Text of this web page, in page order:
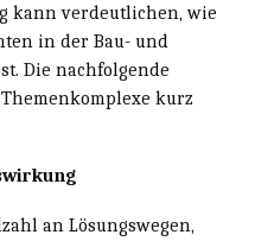
kann verdeutlichen, wie
in der Bau- und
Die nachfolgende
kurz
an Lösungswegen,